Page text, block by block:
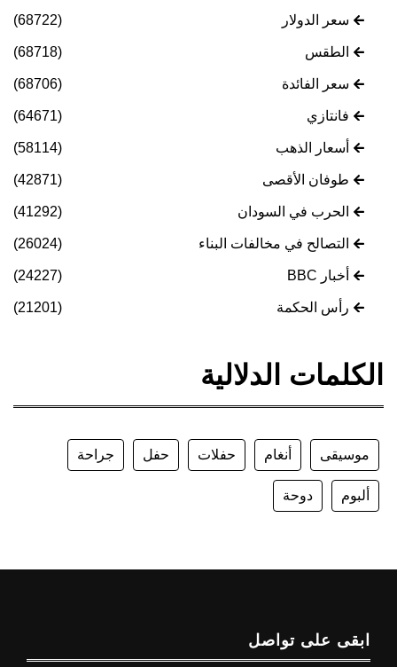
سعر الدولار (68722)
الطقس (68718)
سعر الفائدة (68706)
فانتازي (64671)
أسعار الذهب (58114)
طوفان الأقصى (42871)
الحرب في السودان (41292)
التصالح في مخالفات البناء (26024)
أخبار BBC (24227)
رأس الحكمة (21201)
الكلمات الدلالية
موسيقى أنغام حفلات حفل جراحة
ألبوم دوحة
ابقى على تواصل